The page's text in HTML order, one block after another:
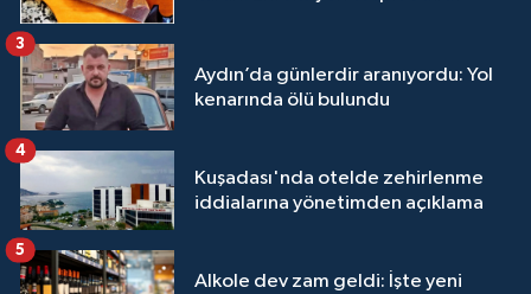
Aydın’da günlerdir aranıyordu: Yol
kenarında ölü bulundu
3
Kuşadası'nda otelde zehirlenme
iddialarına yönetimden açıklama
4
Alkole dev zam geldi: İşte yeni
5